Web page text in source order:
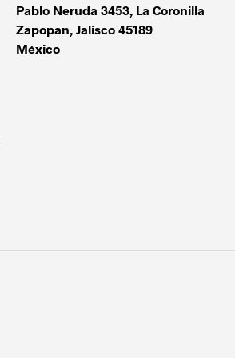
Pablo Neruda 3453, La Coronilla
Zapopan,Jalisco 45189
México